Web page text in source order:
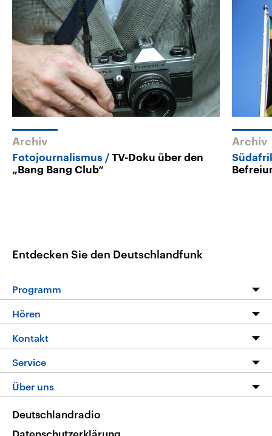
Archiv
Fotojournalismus
TV-Doku über den
„Bang Bang Club“
Archiv
Entdecken Sie den Deutschlandfunk
Programm
Programm
Die Nachrichten
Nachrichtenleicht
Neue Beiträge auf dlf.de
Hören
Livestream
Podcasts
Deutschlandfunk App
Nachrichten App
Frequenzen
Kontakt
Hörerservice
Service
FAQ
Veranstaltungen
Über uns
Deutschlandradio
Datenschutzerklärung